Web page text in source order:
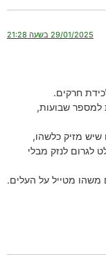
29/01/2025 בשעה 21:28
חרקים.
למספר שבועות,
שיש מזיק כלשהו,
לגרום לנזק מבלי
משהו מטייל על העלים.